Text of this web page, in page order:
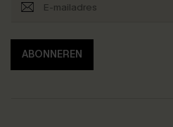
ABONNEREN